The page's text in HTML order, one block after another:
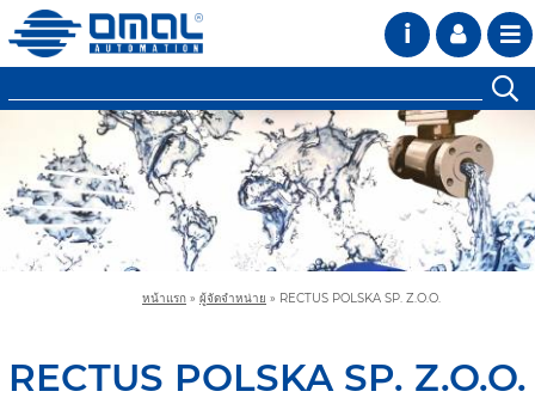
i
หน้าแรก » ผู้จัดจำหน่าย » RECTUS POLSKA SP. Z.O.O.
RECTUS POLSKA SP. Z.O.O.